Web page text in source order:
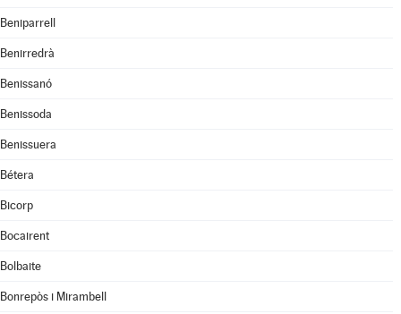
Beniparrell
Benirredrà
Benissanó
Benissoda
Benissuera
Bétera
Bicorp
Bocairent
Bolbaite
Bonrepòs i Mirambell